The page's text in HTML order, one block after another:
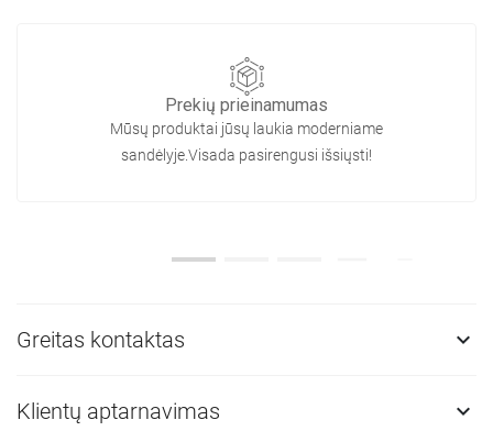
Prekių prieinamumas
Mūsų produktai jūsų laukia moderniame
sandėlyje.Visada pasirengusi išsiųsti!
Greitas kontaktas 
Klientų aptarnavimas 